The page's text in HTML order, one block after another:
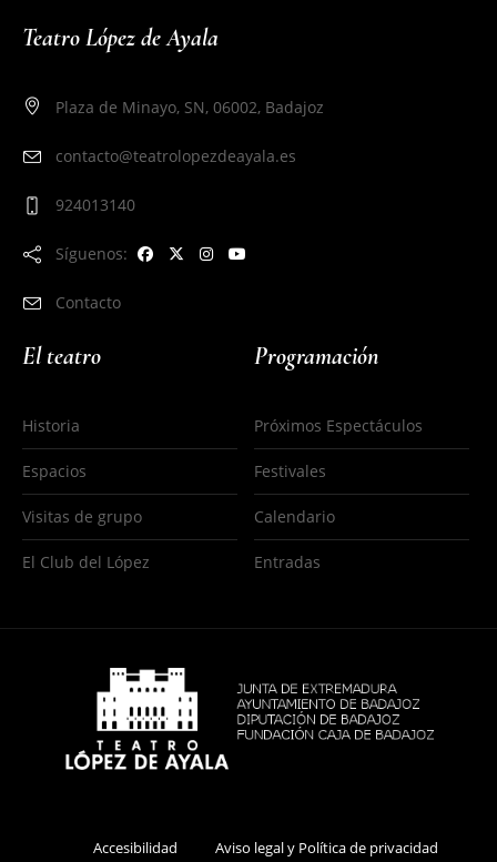
Teatro López de Ayala
Plaza de Minayo, SN, 06002, Badajoz
contacto@teatrolopezdeayala.es
924013140
Síguenos:
Contacto
El teatro
Historia
Espacios
Visitas de grupo
El Club del López
Programación
Próximos Espectáculos
Festivales
Calendario
Entradas
Accesibilidad Aviso legal y Política de privacidad